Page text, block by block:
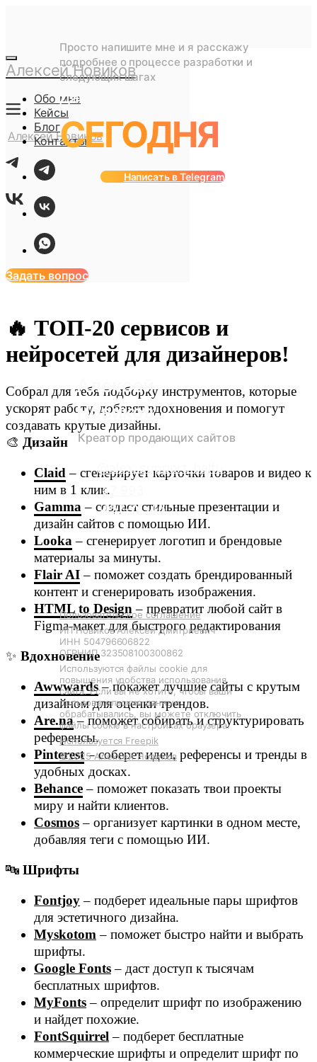
Алексей Новиков
Алексей Новиков
Обо мне
Кейсы
Блог
Контакты
Задать вопрос
🔥 ТОП-20 сервисов и
нейросетей для дизайнеров!
Собрал для тебя подборку инструментов, которые
ускорят работу, добавят вдохновения и помогут
создавать крутые дизайны.
🎨 Дизайн
Claid – сгенерирует карточки товаров и видео к
ним в 1 клик.
Gamma – создаст стильные презентации и
дизайн сайтов с помощью ИИ.
Looka – сгенерирует логотип и брендовые
материалы за минуты.
Flair AI– поможет создать брендированный
контент и сгенерировать изображения.
HTML to Design – превратит любой сайт в
Figma-макет для быстрого редактирования
✨ Вдохновение
Awwwards– покажет лучшие сайты с крутым
дизайном для оценки трендов.
Are.na– поможет собирать и структурировать
референсы.
Pinterest– соберет идеи, референсы и тренды в
удобных досках.
Behance– поможет показать твои проекты
миру и найти клиентов.
Cosmos– организует картинки в одном месте,
добавляя теги с помощью ИИ.
🔤 Шрифты
Fontjoy– подберет идеальные пары шрифтов
для эстетичного дизайна.
Myskotom – поможет быстро найти и выбрать
шрифты.
Google Fonts– даст доступ к тысячам
бесплатных шрифтов.
MyFonts– определит шрифт по изображению
и найдет похожие.
FontSquirrel – подберет бесплатные
коммерческие шрифты и определит шрифт по
Пользовательское соглашение
ИП Новиков Алексей Дмитриевич
ИНН 504796606822
ОГРНИП 323508100300862
Используются файлы cookie для
повышения удобства использования
сайта. Если вы не хотите, чтобы ваши
пользовательские данные
обрабатывались, вы можете отключить
файлы cookie в настройках браузера.
Используется Freepik
©2025 Алексей Новиков
@alex_support_baltu
‪+7 993
457‑74‑46‬
Написать в Telegram
Осталось 3 места на
Алексей
Новиков
Креатор продающих сайтов
Просто напишите мне и я расскажу
подробнее о процессе разработки и
следующих шагах
Давайте начнем
СЕГОДНЯ